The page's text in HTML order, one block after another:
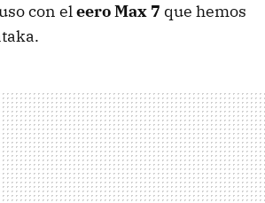
con eleero Max 7 que hemos